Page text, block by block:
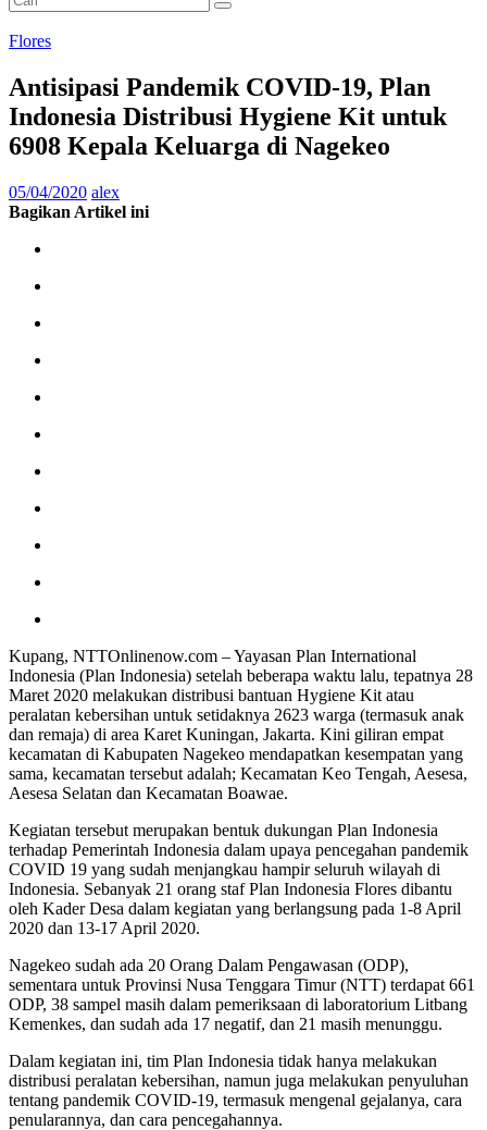
Flores
Antisipasi Pandemik COVID-19, Plan
Indonesia Distribusi Hygiene Kit untuk
6908 Kepala Keluarga di Nagekeo
05/04/2020 alex
Bagikan Artikel ini
Kupang, NTTOnlinenow.com – Yayasan Plan International
Indonesia (Plan Indonesia) setelah beberapa waktu lalu, tepatnya 28
Maret 2020 melakukan distribusi bantuan Hygiene Kit atau
peralatan kebersihan untuk setidaknya 2623 warga (termasuk anak
dan remaja) di area Karet Kuningan, Jakarta. Kini giliran empat
kecamatan di Kabupaten Nagekeo mendapatkan kesempatan yang
sama, kecamatan tersebut adalah; Kecamatan Keo Tengah, Aesesa,
Aesesa Selatan dan Kecamatan Boawae.
Kegiatan tersebut merupakan bentuk dukungan Plan Indonesia
terhadap Pemerintah Indonesia dalam upaya pencegahan pandemik
COVID 19 yang sudah menjangkau hampir seluruh wilayah di
Indonesia. Sebanyak 21 orang staf Plan Indonesia Flores dibantu
oleh Kader Desa dalam kegiatan yang berlangsung pada 1-8 April
2020 dan 13-17 April 2020.
Nagekeo sudah ada 20 Orang Dalam Pengawasan (ODP),
sementara untuk Provinsi Nusa Tenggara Timur (NTT) terdapat 661
ODP, 38 sampel masih dalam pemeriksaan di laboratorium Litbang
Kemenkes, dan sudah ada 17 negatif, dan 21 masih menunggu.
Dalam kegiatan ini, tim Plan Indonesia tidak hanya melakukan
distribusi peralatan kebersihan, namun juga melakukan penyuluhan
tentang pandemik COVID-19, termasuk mengenal gejalanya, cara
penularannya, dan cara pencegahannya.